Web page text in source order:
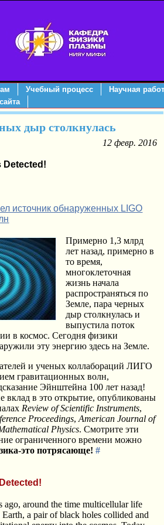
Учебный процесс
Научная
дыр столкнулась
12 февр. 2016
Detected!
источник обнаруженных LIGO
Примерно 1,3 млрд
лет назад, примерно в
то время,
многоклеточная
жизнь начала
распространяться по
Земле, пара черных
дыр столкнулась и
выпустила поток
в космос. Сегодня физики
эту энергию здесь на Земле.
и ученых коллабораций ЛИГО
гравитационных волн,
Эйнштейна 100 лет назад!
вклад в это открытие, опубликованы
Review of Scientific Instruments,
Proceedings, American Journal of
Physics. Смотрите эти
ограниченного времени можно
это потрясающе! #
around the time multicellular life
a pair of black holes collided and